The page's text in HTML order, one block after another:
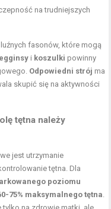
na trudniejszych
fasonów, które mogą
legginsy i koszulki powinny
Odpowiedni strój ma
skupić się na aktywności
tętna należy
jest utrzymanie
tętna. Dla
poziomu
75% maksymalnego tętna